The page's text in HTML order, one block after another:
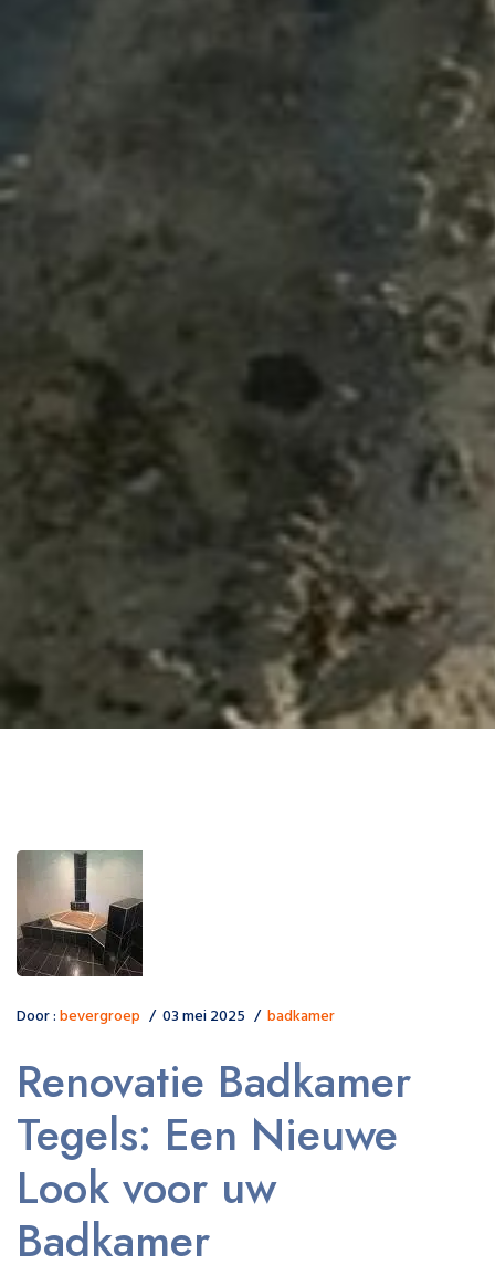
Door :bevergroep 03 mei 2025 badkamer
Renovatie Badkamer
Tegels: Een Nieuwe
Look voor uw
Badkamer